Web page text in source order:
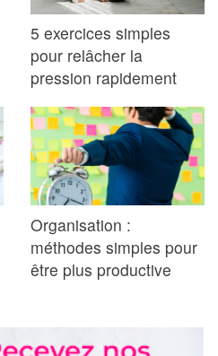
5 exercices simples
pour relâcher la
pression rapidement
Organisation :
méthodes simples pour
être plus productive